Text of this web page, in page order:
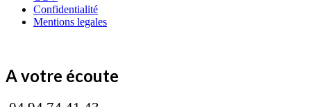
Confidentialité
Mentions legales
A votre écoute